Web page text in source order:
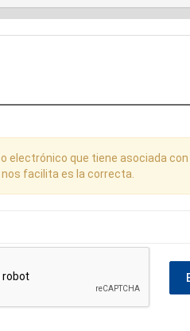
electrónico que tiene asociada
facilita es la correcta.